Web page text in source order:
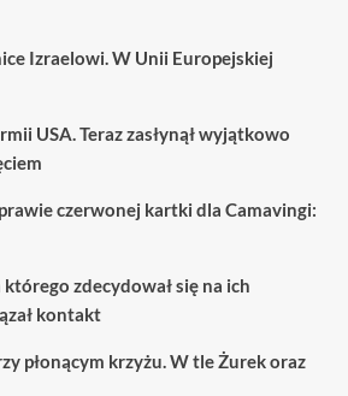
Izraelowi. W Unii Europejskiej
USA. Teraz zasłynął wyjątkowo
czerwonej kartki dla Camavingi:
zdecydował się na ich
kontakt
płonącym krzyżu. W tle Żurek oraz